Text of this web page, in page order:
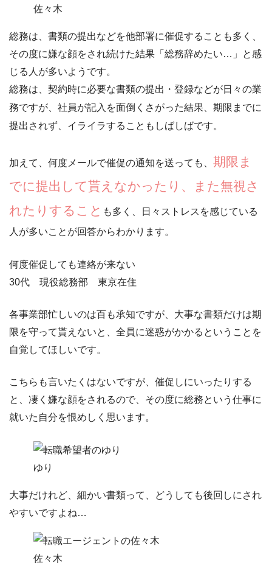
佐々木
総務は、 書類の提出などを他部署に催促することも多く、
その度に嫌な顔をされ続けた結果「 総務辞めたい… 」と感
じる人が多いようです。
総務は、契約時に必要な書類の提出・登録などが日々の業
務ですが、社員が記入を面倒くさがった結果、 期限までに
提出されず、イライラすることもしばしばです。
加えて、何度メールで催促の通知を送っても、 期限ま
でに提出して貰えなかったり、また無視さ
れたりすること も多く、日々ストレスを感じている
人が多いことが回答からわかります。
何度催促しても連絡が来ない
30代 現役総務部 東京在住
各事業部忙しいのは百も承知ですが、大事な書類だけは期
限を守って貰えないと、全員に迷惑がかかるということを
自覚してほしいです。
こちらも言いたくはないですが、 催促しにいったりする
と、凄く嫌な顔をされるので 、その度に総務という仕事に
就いた自分を恨めしく思います。
ゆり
大事だけれど、細かい書類って、どうしても後回しにされ
やすいですよね…
佐々木